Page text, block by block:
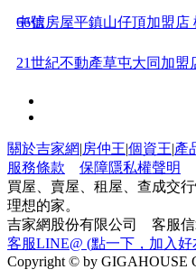
66號
中信房屋平鎮山仔頂加盟店
21世紀不動產草屯大同加
號
太平洋房屋蘆洲長榮加盟店
住商不動產台南崇德加盟店
中信房屋平鎮中豐加盟店
21世紀不動產中清水湳加盟
號
太平洋房屋宜蘭大學加盟店
關於吉家網|房仲王|個資王|產
服務條款
保障隱私權聲明
買屋、賣屋、租屋、查成交
理想的家。
吉家網股份有限公司 客服信
客服LINE@ (點一下，加入好
Copyright © by GIGAHOUSE